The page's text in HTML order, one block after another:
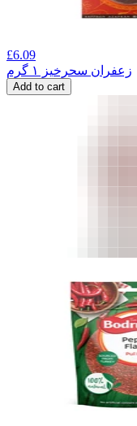
£6.09
زعفران سحرخیز ۱ گرم
Add to cart